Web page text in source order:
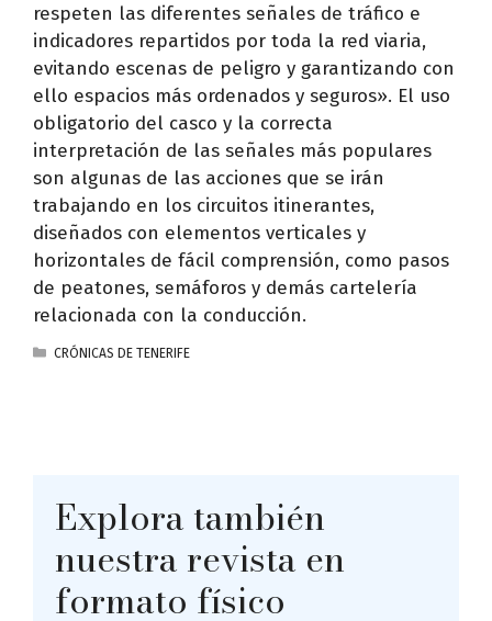
respeten las diferentes señales de tráfico e
indicadores repartidos por toda la red viaria,
evitando escenas de peligro y garantizando con
ello espacios más ordenados y seguros». El uso
obligatorio del casco y la correcta
interpretación de las señales más populares
son algunas de las acciones que se irán
trabajando en los circuitos itinerantes,
diseñados con elementos verticales y
horizontales de fácil comprensión, como pasos
de peatones, semáforos y demás cartelería
relacionada con la conducción.
CATEGORÍAS
CRÓNICAS DE TENERIFE
Explora también
nuestra revista en
formato físico